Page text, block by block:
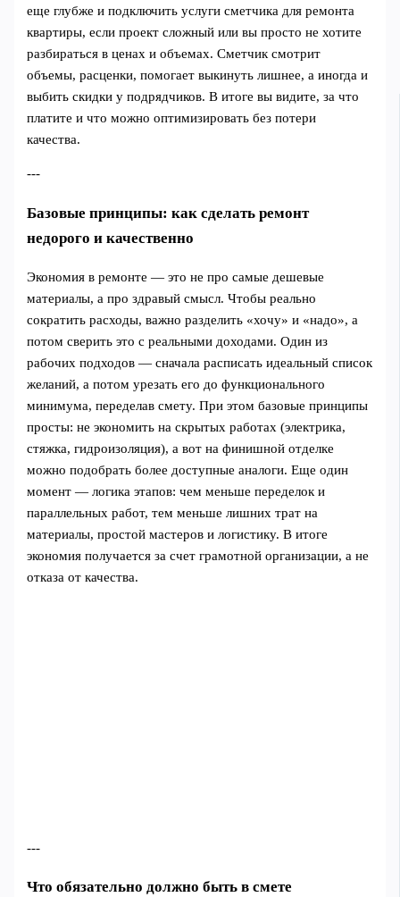
еще глубже и подключить услуги сметчика для ремонта
квартиры, если проект сложный или вы просто не хотите
разбираться в ценах и объемах. Сметчик смотрит
объемы, расценки, помогает выкинуть лишнее, а иногда и
выбить скидки у подрядчиков. В итоге вы видите, за что
платите и что можно оптимизировать без потери
качества.
---
Базовые принципы: как сделать ремонт
недорого и качественно
Экономия в ремонте — это не про самые дешевые
материалы, а про здравый смысл. Чтобы реально
сократить расходы, важно разделить «хочу» и «надо», а
потом сверить это с реальными доходами. Один из
рабочих подходов — сначала расписать идеальный список
желаний, а потом урезать его до функционального
минимума, переделав смету. При этом базовые принципы
просты: не экономить на скрытых работах (электрика,
стяжка, гидроизоляция), а вот на финишной отделке
можно подобрать более доступные аналоги. Еще один
момент — логика этапов: чем меньше переделок и
параллельных работ, тем меньше лишних трат на
материалы, простой мастеров и логистику. В итоге
экономия получается за счет грамотной организации, а не
отказа от качества.
---
Что обязательно должно быть в смете